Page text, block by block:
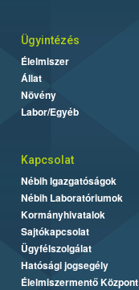
Ügyintézés
Élelmiszer
Állat
Növény
Labor/Egyéb
Kapcsolat
Nébih Igazgatóságok
Nébih Laboratóriumok
Kormányhivatalok
Sajtókapcsolat
Ügyfélszolgálat
Hatósági jogsegély
Élelmiszermentő Központ